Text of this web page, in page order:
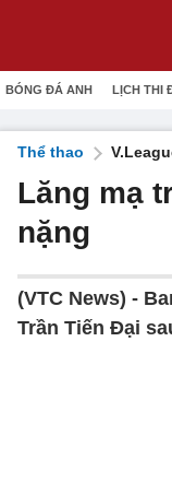
BÓNG ĐÁ ANH LỊCH THI
Thể thao
Lăng mạ
nặng
(VTC News) -
Trần Tiến Đại